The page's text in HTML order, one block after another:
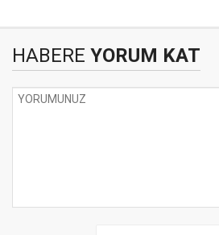
HABERE YORUM KAT